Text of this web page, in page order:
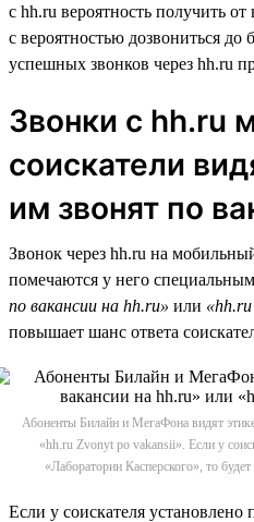
с hh.ru вероятность получить
с вероятностью дозвониться
успешных звонков через hh.ru
Звонки с hh.ru
соискатели
им звонят по
Звонок через hh.ru на
помечаются у него
по вакансии на hh.ru» или
повышает шанс ответа
Абоненты Билайн и МегаФона видят
«hh.ru Zvonyt po vakansii». Если у
«Лаборатории Касперского», то
Если у соискателя